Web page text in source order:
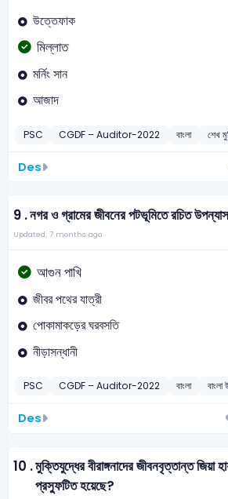
উত্তেফাক
মিল্লাত
মর্নিং সান
আজাদ
PSC CGDF – Auditor-2022 বাংলা শেখ
Des
9 .নগর ও গ্রামের জীবনের পটভূমিতে রচিত
Updated: 7 months ago
আগুন পাখি
জীবর পথের যাত্রী
পোকামাকড়ের ঘরবসতি
নীড়াসন্ধানী
PSC CGDF – Auditor-2022 বাংলা বাংলা
Des
10 .মুক্তিযুদ্ধের বীরাঙ্গনাদের জীবনবৃত্তান্ত জিয়া
প্রস্ফুটিত হয়েছে?